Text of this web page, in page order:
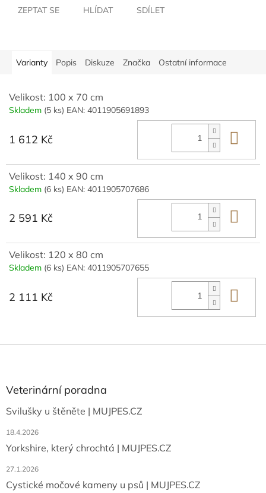
ZEPTAT SE HLÍDAT SDÍLET
Varianty Popis Diskuze Značka Ostatní informace
Velikost: 100 x 70 cm
Skladem (5 ks) EAN: 4011905691893
1 612 Kč
Velikost: 140 x 90 cm
Skladem (6 ks) EAN: 4011905707686
2 591 Kč
Velikost: 120 x 80 cm
Skladem (6 ks) EAN: 4011905707655
2 111 Kč
Z
aVeterinární poradna
Svilušky u štěněte | MUJPES.CZ
18.4.2026
Yorkshire, který chrochtá | MUJPES.CZ
27.1.2026
Cystické močové kameny u psů | MUJPES.CZ